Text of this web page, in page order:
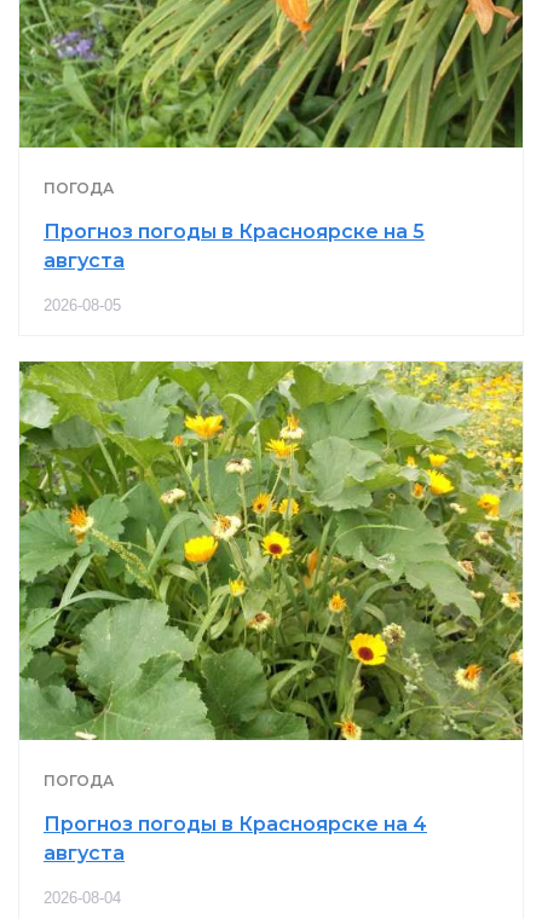
ПОГОДА
Прогноз погоды в Красноярске на 5
августа
2026-08-05
ПОГОДА
Прогноз погоды в Красноярске на 4
августа
2026-08-04